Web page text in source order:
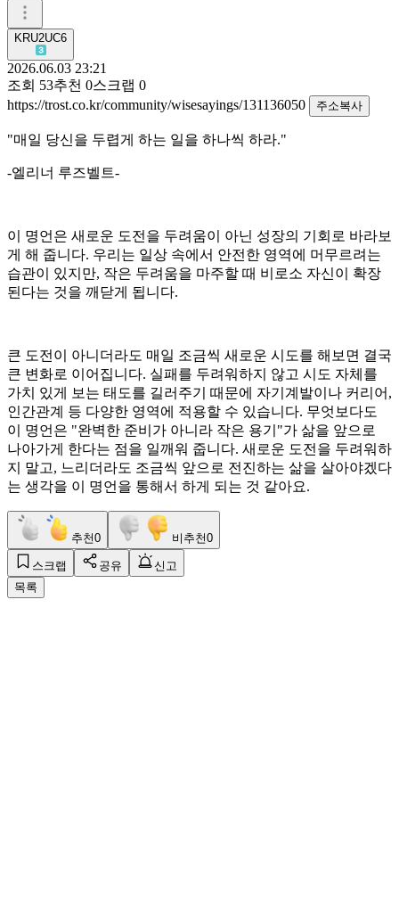
KRU2UC6
2026.06.03 23:21
조회 53추천 0스크랩 0
https://trost.co.kr/community/wisesayings/131136050
주소복사
"매일 당신을 두렵게 하는 일을 하나씩 하라."
-엘리너 루즈벨트-
이 명언은 새로운 도전을 두려움이 아닌 성장의 기회로 바라보
게 해 줍니다. 우리는 일상 속에서 안전한 영역에 머무르려는
습관이 있지만, 작은 두려움을 마주할 때 비로소 자신이 확장
된다는 것을 깨닫게 됩니다.
큰 도전이 아니더라도 매일 조금씩 새로운 시도를 해보면 결국
큰 변화로 이어집니다. 실패를 두려워하지 않고 시도 자체를
가치 있게 보는 태도를 길러주기 때문에 자기계발이나 커리어,
인간관계 등 다양한 영역에 적용할 수 있습니다. 무엇보다도
이 명언은 "완벽한 준비가 아니라 작은 용기"가 삶을 앞으로
나아가게 한다는 점을 일깨워 줍니다. 새로운 도전을 두려워하
지 말고, 느리더라도 조금씩 앞으로 전진하는 삶을 살아야겠다
는 생각을 이 명언을 통해서 하게 되는 것 같아요.
추천0 비추천0
스크랩 공유
신고
목록